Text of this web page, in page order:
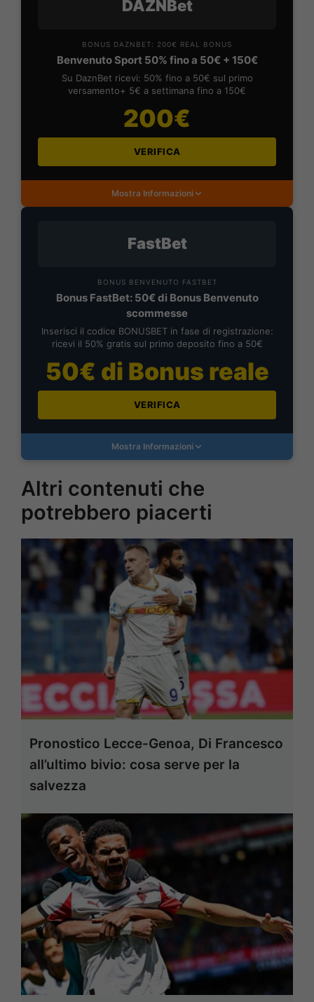
DAZNBet
BONUS DAZNBET: 200€ REAL BONUS
Benvenuto Sport 50% fino a 50€ + 150€
Su DaznBet ricevi: 50% fino a 50€ sul primo
versamento+ 5€ a settimana fino a 150€
200€
VERIFICA
Mostra Informazioni
FastBet
BONUS BENVENUTO FASTBET
Bonus FastBet: 50€ di Bonus Benvenuto
scommesse
Inserisci il codice BONUSBET in fase di registrazione:
ricevi il 50% gratis sul primo deposito fino a 50€
50€ di Bonus reale
VERIFICA
Mostra Informazioni
Altri contenuti che
potrebbero piacerti
Pronostico Lecce-Genoa, Di Francesco
all’ultimo bivio: cosa serve per la
salvezza